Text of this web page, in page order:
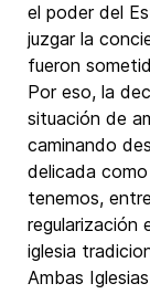
el poder del
juzgar la
fueron
Por eso, la
situación de
caminando
delicada
tenemos,
regularización
iglesia
Ambas